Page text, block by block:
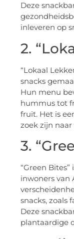
Deze
inleveren op
2.
“Lokaal
snacks
Hun menu
hummus tot
fruit. Het is
zoek zijn
3.
“Green
inwoners van
snacks, zoals
Deze
plantaardige